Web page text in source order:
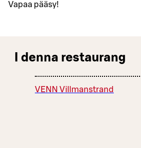
Vapaa pääsy!
I denna restaurang
VENN Villmanstrand